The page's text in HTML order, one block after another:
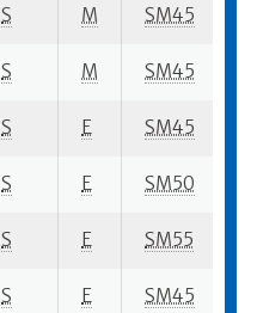
S M SM45
S M SM45
S E SM45
S E SM50
S E SM55
S E SM45